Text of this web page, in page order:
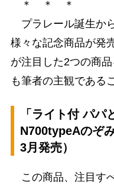
＊ ＊ ＊
プラレール誕生か
様々な記念商品が発
が注目した2つの商
も筆者の主観である
「ライト付 パパ
N700typeAのぞ
3月発売）
この商品、注目す